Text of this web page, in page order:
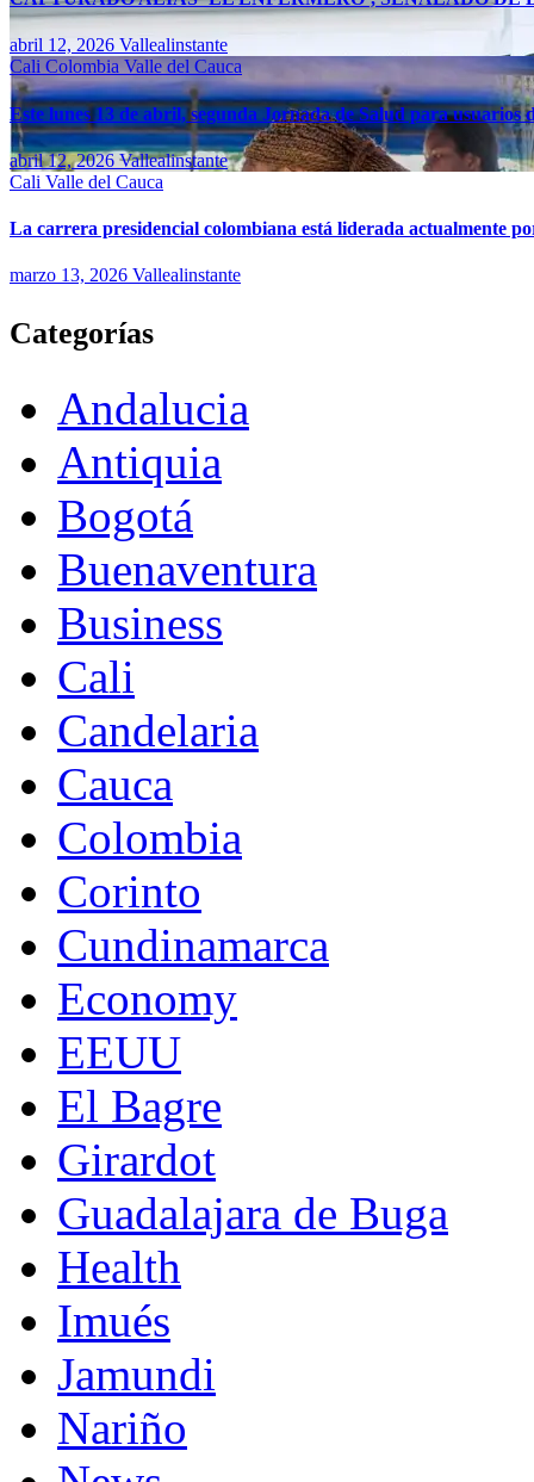
abril 12, 2026 Vallealinstante
Cali Colombia Valle del Cauca
Este lunes 13 de abril, segunda Jornada de Salud para usuarios
abril 12, 2026 Vallealinstante
Cali Valle del Cauca
La carrera presidencial colombiana está liderada actualmente
marzo 13, 2026 Vallealinstante
Categorías
Andalucia
Antiquia
Bogotá
Buenaventura
Business
Cali
Candelaria
Cauca
Colombia
Corinto
Cundinamarca
Economy
EEUU
El Bagre
Girardot
Guadalajara de Buga
Health
Imués
Jamundi
Nariño